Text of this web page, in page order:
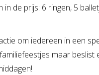
in de prijs: 6 ringen, 5
om iedereen in een
maar